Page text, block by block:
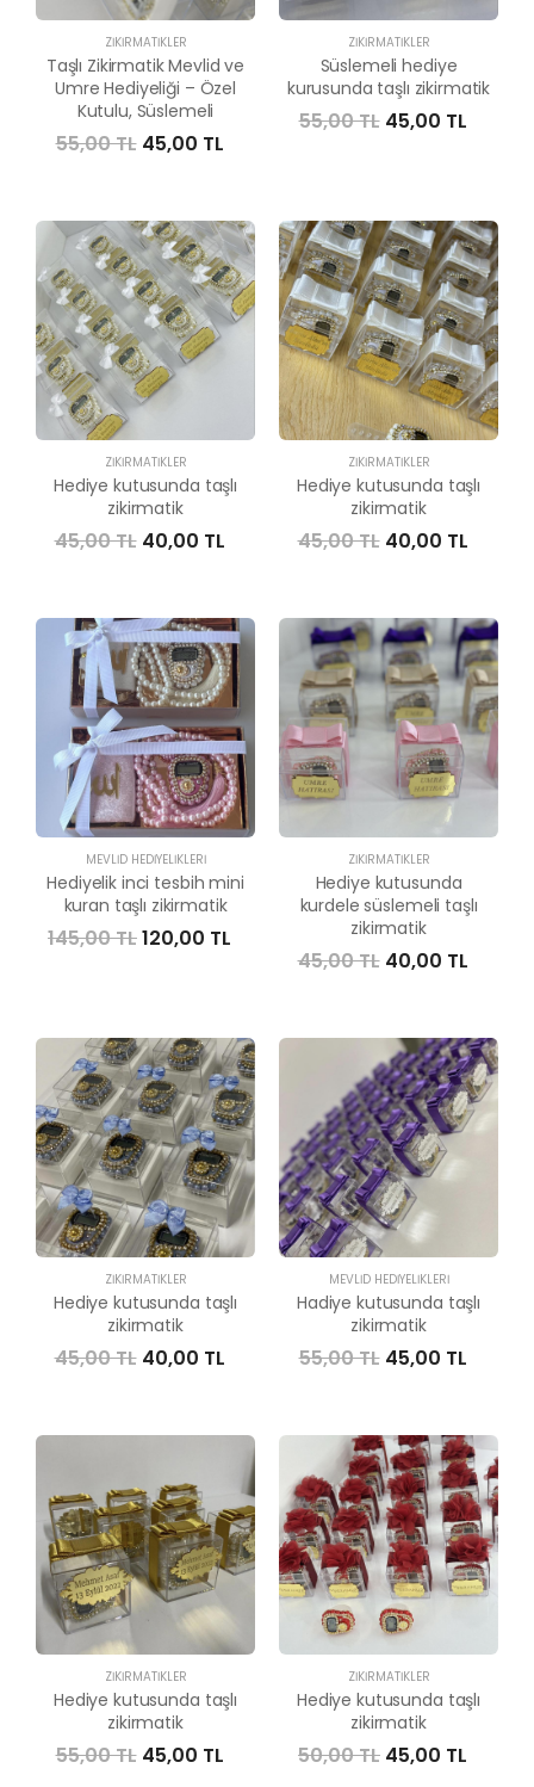
ZIKIRMATIKLER
Taşlı Zikirmatik Mevlid ve
Umre Hediyeliği – Özel
Kutulu, Süslemeli
55,00 TL 45,00 TL
ZIKIRMATIKLER
Süslemeli hediye
kurusunda taşlı zikirmatik
55,00 TL 45,00 TL
ZIKIRMATIKLER
Hediye kutusunda taşlı
zikirmatik
45,00 TL 40,00 TL
ZIKIRMATIKLER
Hediye kutusunda taşlı
zikirmatik
45,00 TL 40,00 TL
MEVLID HEDIYELIKLERI
Hediyelik inci tesbih mini
kuran taşlı zikirmatik
145,00 TL120,00 TL
ZIKIRMATIKLER
Hediye kutusunda
kurdele süslemeli taşlı
zikirmatik
45,00 TL 40,00 TL
ZIKIRMATIKLER
Hediye kutusunda taşlı
zikirmatik
45,00 TL 40,00 TL
MEVLID HEDIYELIKLERI
Hadiye kutusunda taşlı
zikirmatik
55,00 TL 45,00 TL
ZIKIRMATIKLER
Hediye kutusunda taşlı
zikirmatik
55,00 TL 45,00 TL
ZIKIRMATIKLER
Hediye kutusunda taşlı
zikirmatik
50,00 TL 45,00 TL